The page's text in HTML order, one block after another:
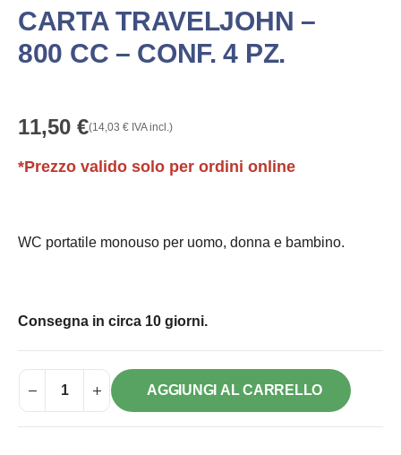
CARTA TRAVELJOHN –
800 CC – CONF. 4 PZ.
11,50 €(14,03 € IVA incl.)
*Prezzo valido solo per ordini online
WC portatile monouso per uomo, donna e bambino.
Consegna in circa 10 giorni.
AGGIUNGI AL CARRELLO